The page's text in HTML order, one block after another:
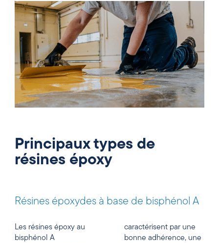
Principaux types de
résines époxy
Résines époxydes à base de bisphénol A
Les résines époxy au
bisphénol A
caractérisent par une
bonne adhérence, une